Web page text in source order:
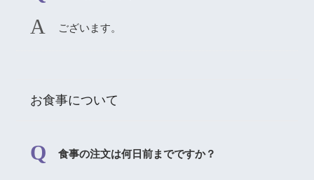
ございます。
お食事について
⾷事の注⽂は何⽇前までですか？